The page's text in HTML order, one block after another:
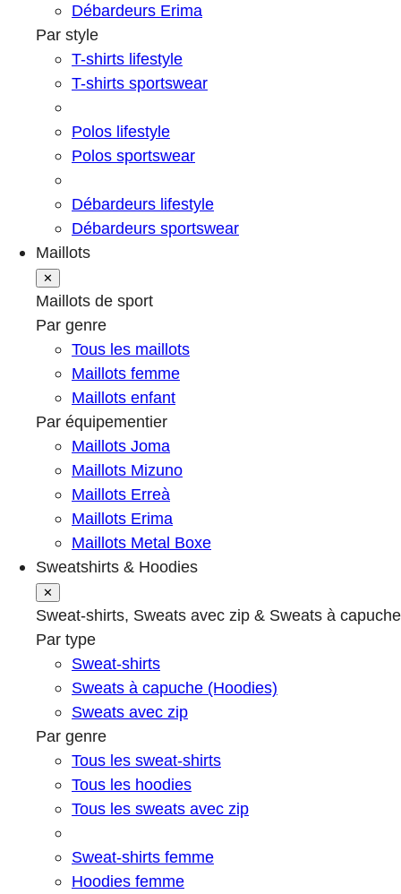
Débardeurs Erima
Par style
T-shirts lifestyle
T-shirts sportswear
Polos lifestyle
Polos sportswear
Débardeurs lifestyle
Débardeurs sportswear
Maillots
✕
Maillots de sport
Par genre
Tous les maillots
Maillots femme
Maillots enfant
Par équipementier
Maillots Joma
Maillots Mizuno
Maillots Erreà
Maillots Erima
Maillots Metal Boxe
Sweatshirts & Hoodies
✕
Sweat-shirts, Sweats avec zip & Sweats à capuche
Par type
Sweat-shirts
Sweats à capuche (Hoodies)
Sweats avec zip
Par genre
Tous les sweat-shirts
Tous les hoodies
Tous les sweats avec zip
Sweat-shirts femme
Hoodies femme